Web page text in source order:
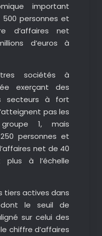
important
personnes et
d’affaires net
d’euros à
sociétés à
exerçant des
secteurs à fort
pas les
1, mais
personnes et
net de 40
plus à l’échelle
tiers actives dans
dont le seuil de
sur celui des
chiffre d’affaires